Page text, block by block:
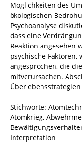
Möglichkeiten des
ökologischen
Psychoanalyse
dass eine
Reaktion angesehen
psychische Faktoren,
angesprochen, die
mitverursachen.
Stichworte:
Atomkrieg,
Interpretation